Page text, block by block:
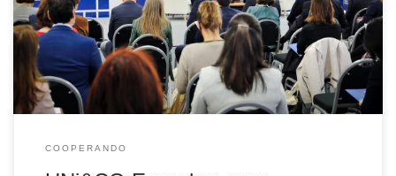
Encuentro sobre Formación Dual entre Universidad y Empresa.
COOPERANDO